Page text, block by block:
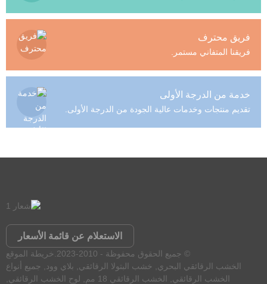
فريق محترف
فريقنا المتفاني مستمر.
خدمة من الدرجة الأولى
تقديم منتجات وخدمات عالية الجودة من الدرجة الأولى.
الاستعلام عن قائمة الأسعار
© جميع الحقوق محفوظة - 2010-2023.
خريطة الموقع
الخشب الرقائقي البحري
خشب البتولا الرقائقي بلاي وود
جميع أنواع
الخشب الرقائقي
الخشب الرقائقي 18 مم لوح الخشب الرقائقي